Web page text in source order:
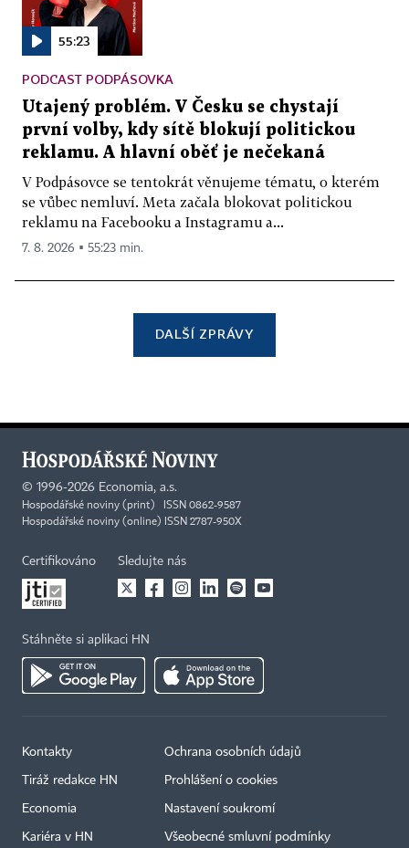
55:23
PODCAST PODPÁSOVKA
Utajený problém. V Česku se chystají
první volby, kdy sítě blokují politickou
reklamu. A hlavní oběť je nečekaná
V Podpásovce se tentokrát věnujeme tématu, o kterém
se vůbec nemluví. Meta začala blokovat politickou
reklamu na Facebooku a Instagramu a...
7. 8. 2026 ▪ 55:23 min.
DALŠÍ ZPRÁVY
© 1996-2026 Economia, a.s.
Hospodářské noviny (print) ISSN 0862-9587
Hospodářské noviny (online) ISSN 2787-950X
Certifikováno Sledujte nás
Stáhněte si aplikaci HN
Kontakty
Tiráž redakce HN
Economia
Kariéra v HN
Ochrana osobních údajů
Prohlášení o cookies
Nastavení soukromí
Všeobecné smluvní podmínky